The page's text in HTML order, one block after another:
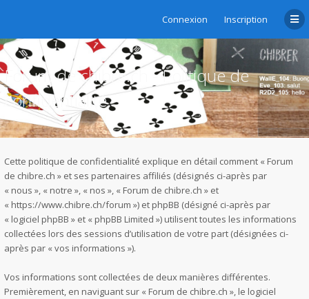
Connexion Inscription
Forum de chibre.ch - Politique de
confidentialité
Cette politique de confidentialité explique en détail comment « Forum
de chibre.ch » et ses partenaires affiliés (désignés ci-après par
« nous », « notre », « nos », « Forum de chibre.ch » et
« https://www.chibre.ch/forum ») et phpBB (désigné ci-après par
« logiciel phpBB » et « phpBB Limited ») utilisent toutes les informations
collectées lors des sessions d’utilisation de votre part (désignées ci-
après par « vos informations »).
Vos informations sont collectées de deux manières différentes.
Premièrement, en naviguant sur « Forum de chibre.ch », le logiciel